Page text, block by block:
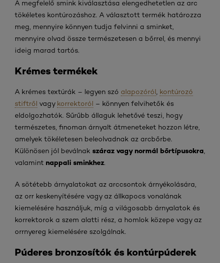
A megfelelő smink kiválasztása elengedhetetlen az arc
tökéletes kontúrozáshoz. A választott termék határozza
meg, mennyire könnyen tudja felvinni a sminket,
mennyire olvad össze természetesen a bőrrel, és mennyi
ideig marad tartós.
Krémes termékek
A krémes textúrák – legyen szó alapozóról kontúrozó
stiftről vagy korrektoról – könnyen felvihetők és
eldolgozhatók. Sűrűbb állaguk lehetővé teszi, hogy
természetes, finoman árnyalt átmeneteket hozzon létre,
amelyek tökéletesen beleolvadnak az arcbőrbe.
Különösen jól beválnak száraz vagy normál bőrtípusokra
valamint nappali sminkhez.
A sötétebb árnyalatokat az arccsontok árnyékolására,
az orr keskenyítésére vagy az állkapocs vonalának
kiemelésére használjuk, míg a világosabb árnyalatok és
korrektorok a szem alatti rész, a homlok közepe vagy az
orrnyereg kiemelésére szolgálnak.
Púderes bronzosítók és kontúrpúderek